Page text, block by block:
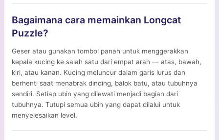
Bagaimana cara memainkan Longcat
Puzzle?
Geser atau gunakan tombol panah untuk menggerakkan
kepala kucing ke salah satu dari empat arah — atas, bawah,
kiri, atau kanan. Kucing meluncur dalam garis lurus dan
berhenti saat menabrak dinding, balok batu, atau tubuhnya
sendiri. Setiap ubin yang dilewati menjadi bagian dari
tubuhnya. Tutupi semua ubin yang dapat dilalui untuk
menyelesaikan level.